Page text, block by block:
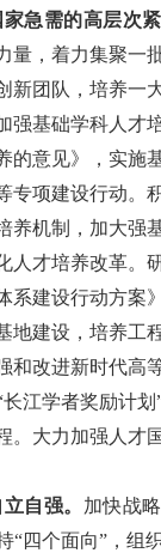
急需的高层次紧
量，着力集聚一
新团队，培养一
强基础学科人才
的意见》，实施
专项建设行动。
养机制，加大强
人才培养改革。
系建设行动方案
地建设，培养工
和改进新时代高
江学者奖励计
。大力加强人才
自强。 加快战
“四个面向”，组